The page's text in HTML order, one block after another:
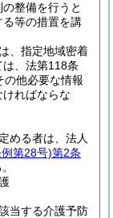
整備を行うと
等の措置を講
、指定地域密着
、法第118条
の他必要な情報
ればならな
める者は、法人
第28号)第2条
当する介護予防